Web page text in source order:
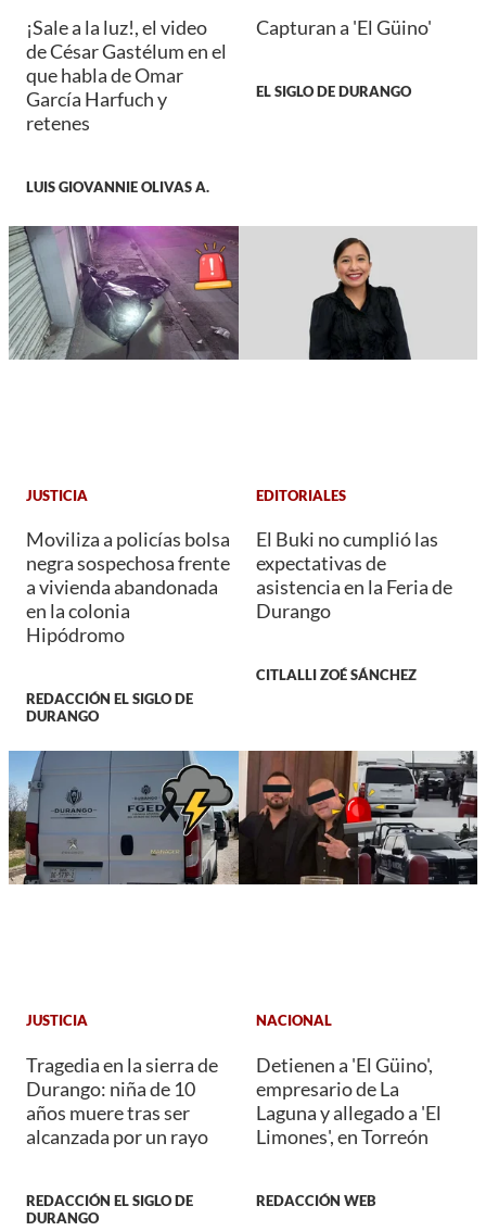
¡Sale a la luz!, el video
de César Gastélum en el
que habla de Omar
García Harfuch y
retenes
LUIS GIOVANNIE OLIVAS A.
Capturan a 'El Güino'
EL SIGLO DE DURANGO
JUSTICIA
Moviliza a policías bolsa
negra sospechosa frente
a vivienda abandonada
en la colonia
Hipódromo
REDACCIÓN EL SIGLO DE
DURANGO
EDITORIALES
El Buki no cumplió las
expectativas de
asistencia en la Feria de
Durango
CITLALLI ZOÉ SÁNCHEZ
JUSTICIA
Tragedia en la sierra de
Durango: niña de 10
años muere tras ser
alcanzada por un rayo
REDACCIÓN EL SIGLO DE
DURANGO
NACIONAL
Detienen a 'El Güino',
empresario de La
Laguna y allegado a 'El
Limones', en Torreón
REDACCIÓN WEB